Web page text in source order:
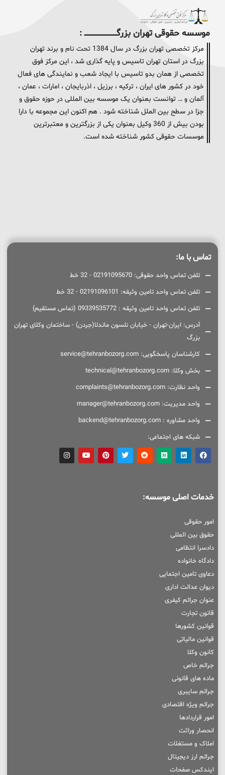
موسسه حقوقی تهران بزرگــــــــــــــــــــــــــــــــ :
مرکز تخصصی تهران بزرگ در سال 1384 تحت نام و برند تهران
بزرگ در استان تهران تاسیس و پایه گذاری شد ، این مرکز فوق
تخصصی از همان بدو تاسیس با ایجاد شعب و نمایندگی های فعال
خود در کشور های ایران ، ترکیه ، برزیل ، اذربایجان ، امارات ، عمان ،
آلمان و … توانست بعنوان یک موسسه بین المللی در حوزه حقوق و
جزا در سطح بین الملل شناخته شود . هم اکنون این مجموعه با دارا
بودن بیش از 360 وکیل بعنوان یکی از بزرگترین و معتبرترین
موسسات حقوقی کشور شناخته شده است.
تماس با ما:
تلفن تماس واحد حقوقی: 02191095670 - 32 خط
تلفن تماس واحد تامین وثیقه: 02191096101 - 32 خط
تلفن تماس واحد تامین وثیقه : 09339535772 (تماس مستقیم)
آدرس: ایران-تهران - خیابان نلسون ماندلا(جردن) - ساختمان وکلای تهران
بزرگ
کارشناسان پاسخگویی: service@tehranbozorg.com
بخش وکلا: technical@tehranbozorg.com
واحد نظارت: complaints@tehranbozorg.com
واحد مدیریت: manager@tehranbozorg.com
واحد مشاوره : backend@tehranbozorg.com
شبکه های اجتماعی:
خدمات اصلی موسسه:
امور حقوقی
حقوق بین المللی
دادسرا انتظامی
دادگاه خانواده
دعاوی تامین اجتمایی
دیوان عدالت اداری
عنوان جرائم کیفری
قانون تجارت
قوانین کشورها
قوانین مالیاتی
کانون وکلا
جرائم خاص
ماده های قانونی
جرائم سایبری
جرائم ویژه اقتصادی
امور قراردادها
انحصار وراثت
املاک و مستغلات
جرائم ارز دیجیتال
ایندکس صفحات